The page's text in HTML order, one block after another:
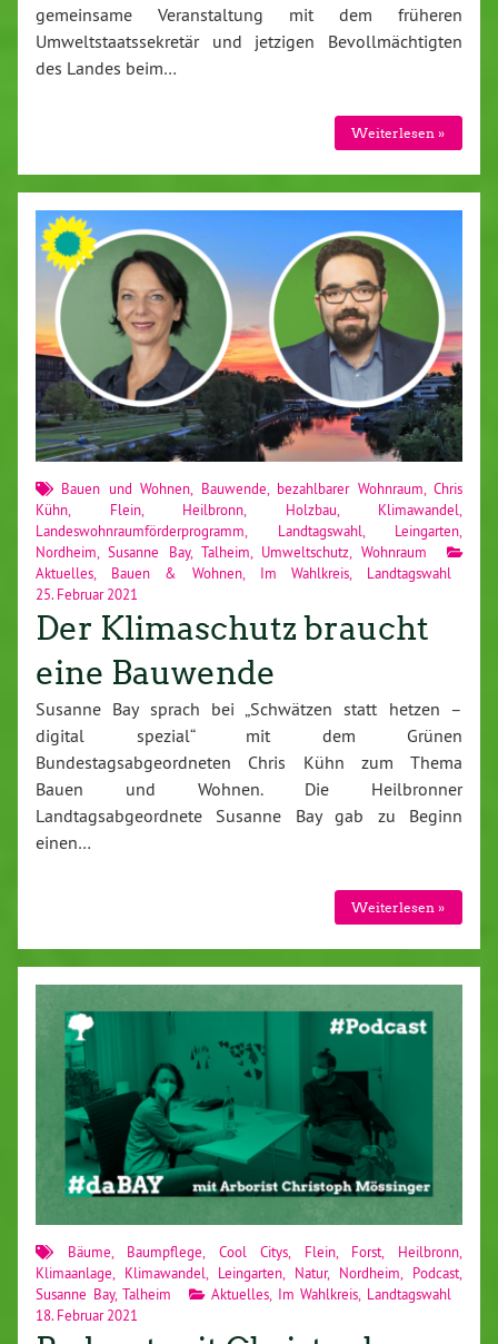
gemeinsame Veranstaltung mit dem früheren
Umweltstaatssekretär und jetzigen Bevollmächtigten
des Landes beim…
Weiterlesen »
Bauen und Wohnen Bauwende bezahlbarer Wohnraum ,Chris
Kühn
Flein, Heilbronn Holzbau Klimawandel
Landeswohnraumförderprogramm
Landtagswahl Leingarten
Nordheim ,Susanne Bay,Talheim Umweltschutz
Wohnraum
Aktuelles
Bauen & Wohnen Im Wahlkreis
Landtagswahl
25. Februar 2021
Der Klimaschutz braucht
eine Bauwende
Susanne Bay sprach bei „Schwätzen statt hetzen –
digital spezial“ mit dem Grünen
Bundestagsabgeordneten Chris Kühn zum Thema
Bauen und Wohnen. Die Heilbronner
Landtagsabgeordnete Susanne Bay gab zu Beginn
einen…
Weiterlesen »
Bäume Baumpflege Cool Citys Flein, Forst Heilbronn
Klimaanlage
Klimawandel Leingarten Natur, Nordheim Podcast
Susanne Bay,Talheim Aktuelles, Im Wahlkreis Landtagswahl
18. Februar 2021